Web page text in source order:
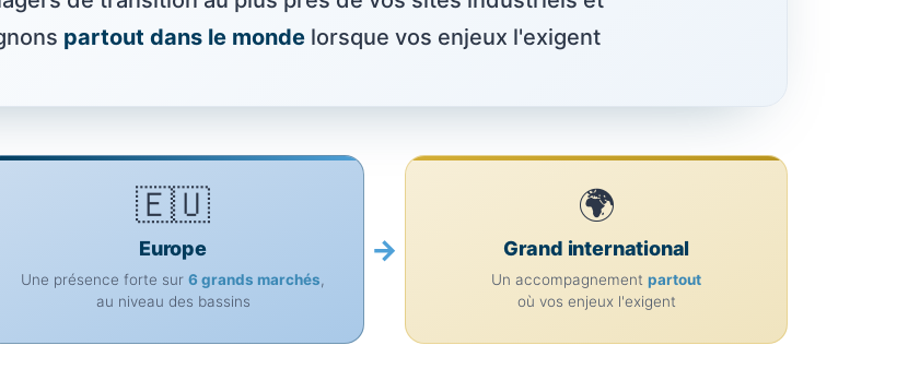
partout dans le monde lorsque vos enjeux l'exigent
🇪🇺
Europe
Une présence forte sur 6 grands marchés
au niveau des bassins
→
🌍
Grand international
Un accompagnement partout
où vos enjeux l'exigent